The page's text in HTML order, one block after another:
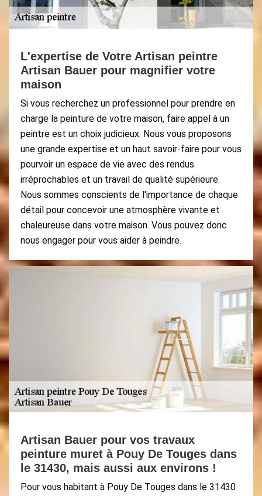
L'expertise de Votre Artisan peintre
Artisan Bauer pour magnifier votre
maison
Si vous recherchez un professionnel pour prendre en
charge la peinture de votre maison, faire appel à un
peintre est un choix judicieux. Nous vous proposons
une grande expertise et un haut savoir-faire pour vous
pourvoir un espace de vie avec des rendus
irréprochables et un travail de qualité supérieure.
Nous sommes conscients de l'importance de chaque
détail pour concevoir une atmosphère vivante et
chaleureuse dans votre maison. Vous pouvez donc
nous engager pour vous aider à peindre.
Artisan Bauer pour vos travaux
peinture muret à Pouy De Touges dans
le 31430, mais aussi aux environs !
Pour vous habitant à Pouy De Touges dans le 31430